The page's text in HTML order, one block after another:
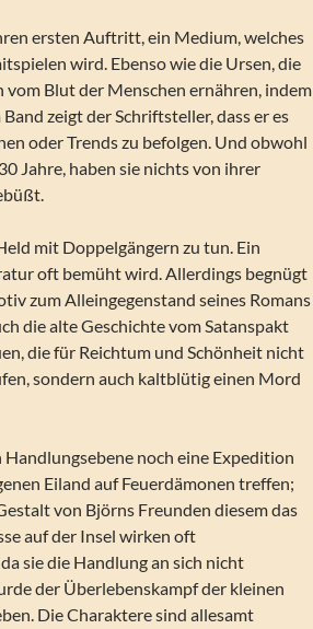
ersten Auftritt, ein Medium, welches
wird. Ebenso wie die Ursen, die
vom Blut der Menschen ernähren, indem
zeigt der Schriftsteller, dass er es
oder Trends zu befolgen. Und obwohl
Jahre, haben sie nichts von ihrer
mit Doppelgängern zu tun. Ein
oft bemüht wird. Allerdings begnügt
zum Alleingegenstand seines Romans
die alte Geschichte vom Satanspakt
die für Reichtum und Schönheit nicht
sondern auch kaltblütig einen Mord
noch eine Expedition
Eiland auf Feuerdämonen treffen;
von Björns Freunden diesem das
auf der Insel wirken oft
sie die Handlung an sich nicht
der Überlebenskampf der kleinen
Die Charaktere sind allesamt